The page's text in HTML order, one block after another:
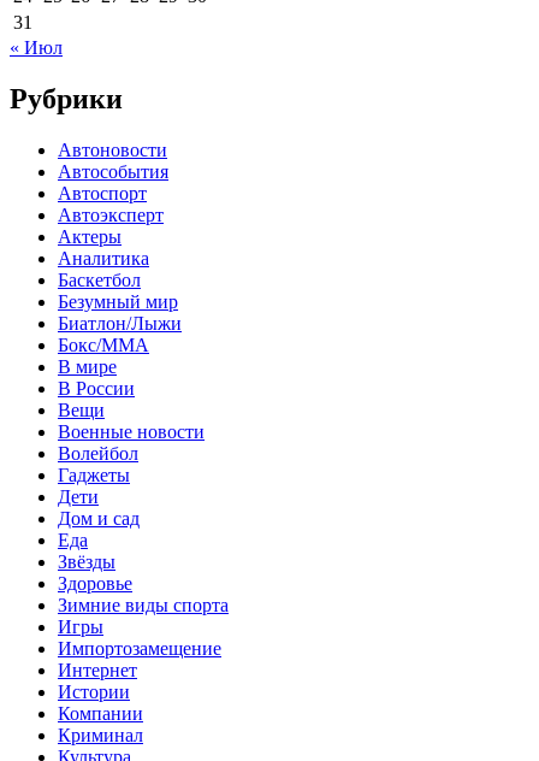
31
« Июл
Рубрики
Автоновости
Автособытия
Автоспорт
Автоэксперт
Актеры
Аналитика
Баскетбол
Безумный мир
Биатлон/Лыжи
Бокс/MMA
В мире
В России
Вещи
Военные новости
Волейбол
Гаджеты
Дети
Дом и сад
Еда
Звёзды
Здоровье
Зимние виды спорта
Игры
Импортозамещение
Интернет
Истории
Компании
Криминал
Культура